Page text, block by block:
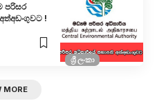
ශ්‍රී ලංකා
පරිසර
!
MORE